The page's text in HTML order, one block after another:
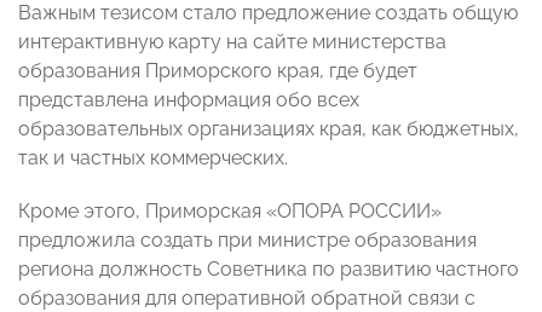
Важным тезисом стало предложение создать общую
интерактивную карту на сайте министерства
образования Приморского края, где будет
представлена информация обо всех
образовательных организациях края, как бюджетных,
так и частных коммерческих.
Кроме этого, Приморская «ОПОРА РОССИИ»
предложила создать при министре образования
региона должность Советника по развитию частного
образования для оперативной обратной связи с